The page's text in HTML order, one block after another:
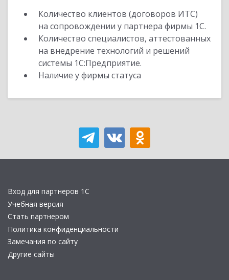
Количество клиентов (договоров ИТС)
на сопровождении у партнера фирмы 1С.
Количество специалистов, аттестованных
на внедрение технологий и решений
системы 1С:Предприятие.
Наличие у фирмы статуса
Вход для партнеров 1С
Учебная версия
Стать партнером
Политика конфиденциальности
Замечания по сайту
Другие сайты